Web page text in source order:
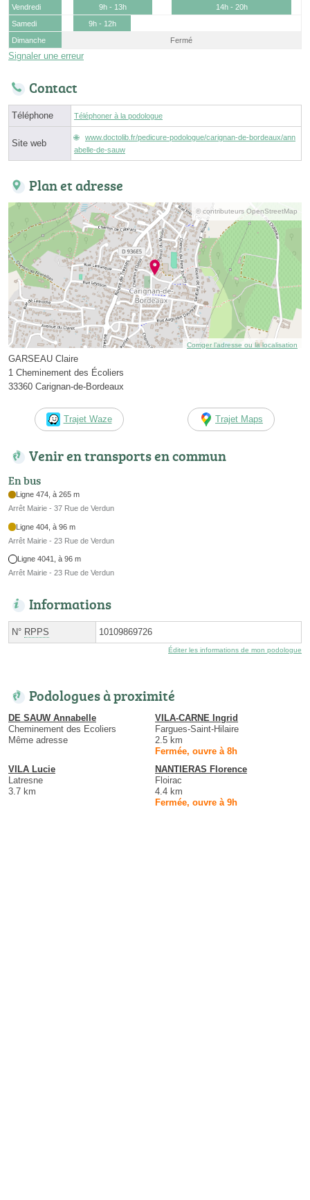
Vendredi
9h - 13h
14h - 20h
Samedi
9h - 12h
Dimanche
Fermé
Signaler une erreur
Contact
Téléphone Téléphoner à la podologue
Site web
www.doctolib.fr/pedicure-podologue/carignan-de-bordeaux/ann
abelle-de-sauw
Plan et adresse
© contributeurs OpenStreetMap
Corriger l’adresse ou la localisation
GARSEAU Claire
1 Cheminement des Écoliers
33360 Carignan-de-Bordeaux
Trajet Waze Trajet Maps
Venir en transports en commun
En bus
Ligne 474, à 265 m
Arrêt Mairie - 37 Rue de Verdun
Ligne 404, à 96 m
Arrêt Mairie - 23 Rue de Verdun
Ligne 4041, à 96 m
Arrêt Mairie - 23 Rue de Verdun
Informations
N° RPPS 10109869726
Éditer les informations de mon podologue
Podologues à proximité
DE SAUW Annabelle
Cheminement des Ecoliers
Même adresse
VILA-CARNE Ingrid
Fargues-Saint-Hilaire
2.5 km
Fermée, ouvre à 8h
VILA Lucie
Latresne
3.7 km
NANTIERAS Florence
Floirac
4.4 km
Fermée, ouvre à 9h